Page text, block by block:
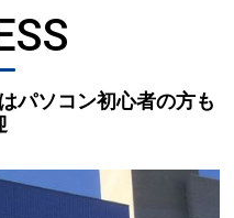
パソコン初心者の方も